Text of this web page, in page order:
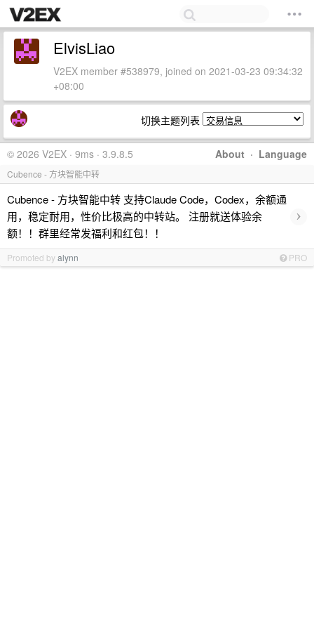
ElvisLiao
V2EX member #538979, joined on 2021-03-23 09:34:32
+08:00
切换主题列表
About · Language
© 2026 V2EX · 9ms · 3.9.8.5
Cubence - 方块智能中转
Cubence - 方块智能中转 支持Claude Code，Codex，余额通
用，稳定耐用，性价比极高的中转站。 注册就送体验余
额！！群里经常发福利和红包！！
›
Promoted byalynn PRO